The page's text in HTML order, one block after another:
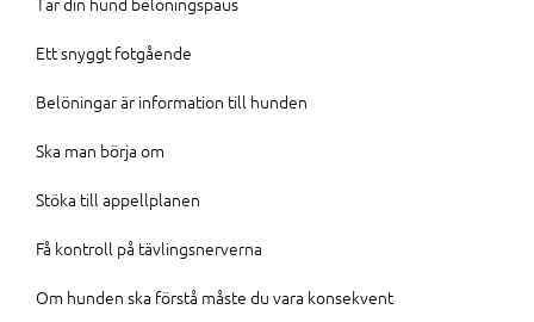
Ett snyggt fotgående
Belöningar är information till hunden
Ska man börja om
Stöka till appellplanen
Få kontroll på tävlingsnerverna
Om hunden ska förstå måste du vara konsekvent